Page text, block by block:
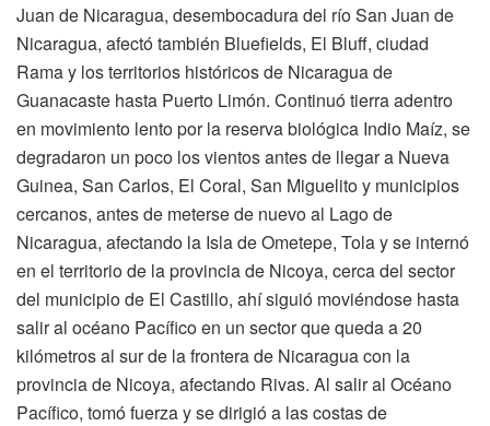
Juan de Nicaragua, desembocadura del río San Juan de
Nicaragua, afectó también Bluefields, El Bluff, ciudad
Rama y los territorios históricos de Nicaragua de
Guanacaste hasta Puerto Limón. Continuó tierra adentro
en movimiento lento por la reserva biológica Indio Maíz, se
degradaron un poco los vientos antes de llegar a Nueva
Guinea, San Carlos, El Coral, San Miguelito y municipios
cercanos, antes de meterse de nuevo al Lago de
Nicaragua, afectando la Isla de Ometepe, Tola y se internó
en el territorio de la provincia de Nicoya, cerca del sector
del municipio de El Castillo, ahí siguió moviéndose hasta
salir al océano Pacífico en un sector que queda a 20
kilómetros al sur de la frontera de Nicaragua con la
provincia de Nicoya, afectando Rivas. Al salir al Océano
Pacífico, tomó fuerza y se dirigió a las costas de